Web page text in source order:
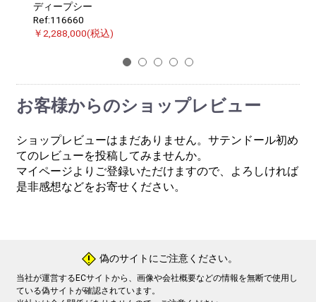
ディープシー
Ref:116660
￥2,288,000(税込)
1 2 3 4 5
お客様からのショップレビュー
ショップレビューはまだありません。サテンドール初め
てのレビューを投稿してみませんか。
マイページよりご登録いただけますので、よろしければ
是非感想などをお寄せください。
! 偽のサイトにご注意ください。
当社が運営するECサイトから、画像や会社概要などの情報を無断で使用し
ている偽サイトが確認されています。